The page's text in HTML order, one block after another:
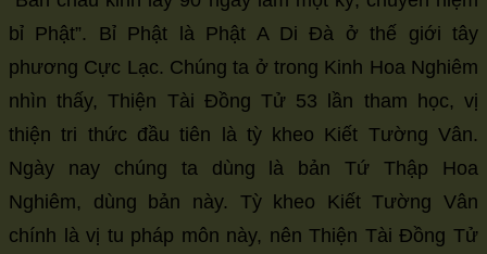
bỉ Phật”. Bỉ Phật là Phật A Di Đà ở thế giới tây
phương Cực Lạc. Chúng ta ở trong Kinh Hoa Nghiêm
nhìn thấy, Thiện Tài Đồng Tử 53 lần tham học, vị
thiện tri thức đầu tiên là tỳ kheo Kiết Tường Vân.
Ngày nay chúng ta dùng là bản Tứ Thập Hoa
Nghiêm, dùng bản này. Tỳ kheo Kiết Tường Vân
chính là vị tu pháp môn này, nên Thiện Tài Đồng Tử